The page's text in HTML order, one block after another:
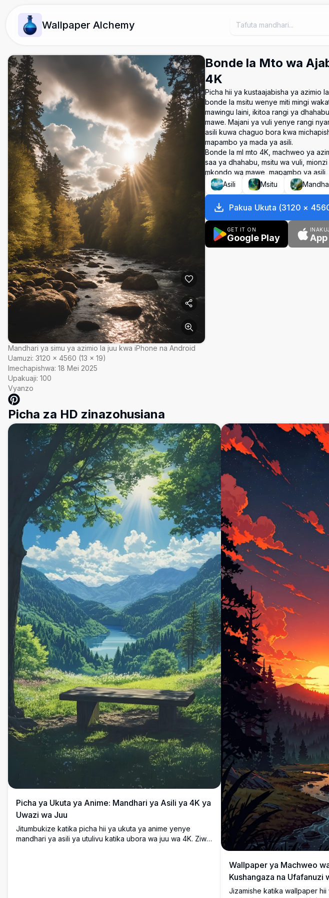
Wallpaper Alchemy
Mandhari ya simu ya azimio la juu kwa iPhone na Android
Uamuzi: 3120 × 4560 (13 × 19)
Imechapishwa: 18 Mei 2025
Upakuaji: 100
Vyanzo
Bonde la Mto wa
4K
Picha hii ya kustaajabisha ya azimio
bonde la msitu wenye miti mingi
mawingu laini, ikitoa rangi ya
mawe. Majani ya vuli yenye rangi
asili kuwa chaguo bora kwa
mapambo ya mada ya asili.
Bonde la mI mto 4K, machweo ya
saa ya dhahabu, msitu wa vuli,
mkondo wa mawe, mapambo ya
Asili
Msitu
Pakua Ukuta (3120 ×
GET IT ON
Google Play
Picha za HD zinazohusiana
Picha ya Ukuta ya Anime: Mandhari ya Asili ya 4K ya
Uwazi wa Juu
Jitumbukize katika picha hii ya ukuta ya anime yenye
mandhari ya asili ya utulivu katika ubora wa juu wa 4K. Ziwa
Wallpaper ya Machweo
Kushangaza na Ufafanuzi
Jizamishe katika wallpaper